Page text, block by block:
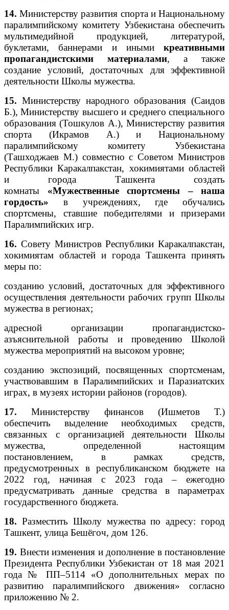
14. Министерству развития спорта и Национальному
паралимпийскому комитету Узбекистана обеспечить
мультимедийной продукцией, литературой,
буклетами, баннерами и иными креативными
пропагандистскими материалами, а также
создание условий, достаточных для эффективной
деятельности Школы мужества.
15. Министерству народного образования (Саидов
Б.), Министерству высшего и среднего специального
образования (Тошкулов А.), Министерству развития
спорта (Икрамов А.) и Национальному
паралимпийскому комитету Узбекистана
(Ташходжаев М.) совместно с Советом Министров
Республики Каракалпакстан, хокимиятами областей
и города Ташкента создать
комнаты «Мужественные спортсмены – наша
гордость» в учреждениях, где обучались
спортсмены, ставшие победителями и призерами
Паралимпийских игр.
16. Совету Министров Республики Каракалпакстан,
хокимиятам областей и города Ташкента принять
меры по:
созданию условий, достаточных для эффективного
осуществления деятельности рабочих групп Школы
мужества в регионах;
адресной организации пропагандистско-
азъяснительной работы и проведению Школой
мужества мероприятий на высоком уровне;
созданию экспозиций, посвященных спортсменам,
участвовавшим в Паралимпийских и Паразиатских
играх, в музеях истории районов (городов).
17. Министерству финансов (Ишметов Т.)
обеспечить выделение необходимых средств,
связанных с организацией деятельности Школы
мужества, определенной настоящим
постановлением, в рамках средств,
предусмотренных в республиканском бюджете на
2022 год, начиная с 2023 года – ежегодно
предусматривать данные средства в параметрах
государственного бюджета.
18. Разместить Школу мужества по адресу: город
Ташкент, улица Бешёгоч, дом 126.
19. Внести изменения и дополнение в постановление
Президента Республики Узбекистан от 18 мая 2021
года № ПП–5114 «О дополнительных мерах по
развитию паралимпийского движения» согласно
приложению № 2.